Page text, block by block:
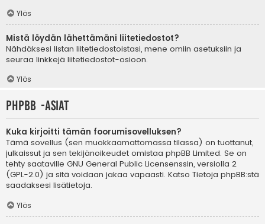
Ylös
Mistä löydän lähettämäni liitetiedostot?
Nähdäksesi listan liitetiedostoistasi, mene omiin asetuksiin ja
seuraa linkkejä liitetiedostot-osioon.
Ylös
phpBB -asiat
Kuka kirjoitti tämän foorumisovelluksen?
Tämä sovellus (sen muokkaamattomassa tilassa) on tuottanut,
julkaissut ja sen tekijänoikeudet omistaa phpBB Limited. Se on
tehty saataville GNU General Public Licensenssin, versiolla 2
(GPL-2.0) ja sitä voidaan jakaa vapaasti. Katso Tietoja phpBB:stä
saadaksesi lisätietoja.
Ylös